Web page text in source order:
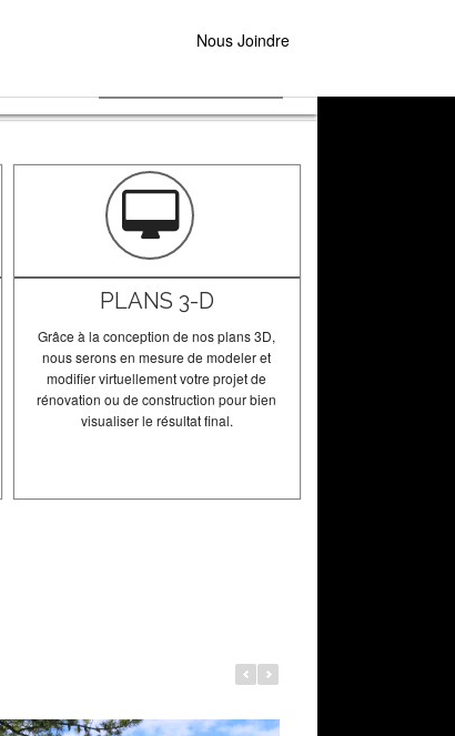
Nous Joindre
PLANS 3-D
Grâce à la conception de nos plans 3D,
nous serons en mesure de modeler et
modifier virtuellement votre projet de
rénovation ou de construction pour bien
visualiser le résultat final.